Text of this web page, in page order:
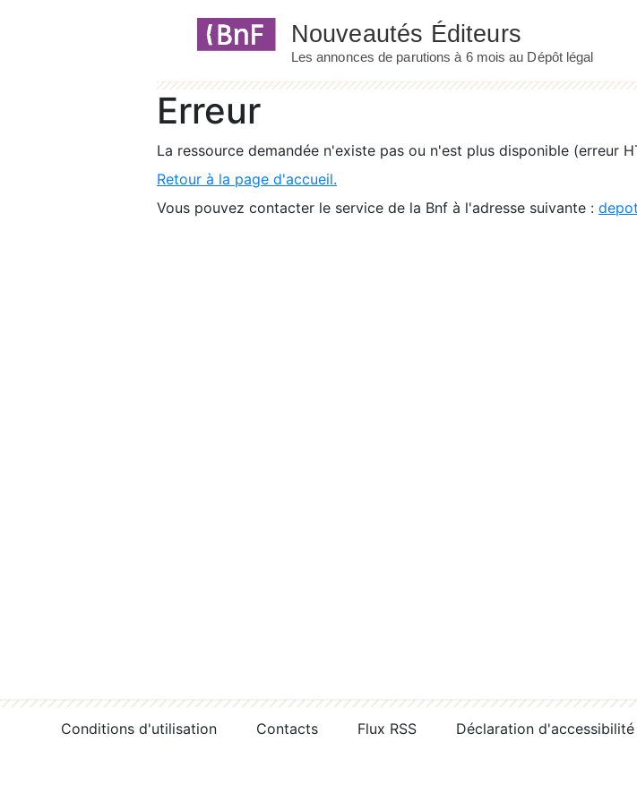
Erreur
La ressource demandée n'existe pas ou n'est plus disponible (erreur
Retour à la page d'accueil.
Vous pouvez contacter le service de la Bnf à l'adresse suivante :
Conditions d'utilisation Contacts Flux RSS Déclaration